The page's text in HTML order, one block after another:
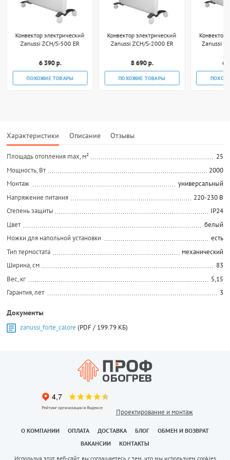
Конвектор электрический
Zanussi ZCH/S-500 ER
6 390 р.
ПОХОЖИЕ ТОВАРЫ
Конвектор электрический
Zanussi ZCH/S-2000 ER
8 690 р.
ПОХОЖИЕ ТОВАРЫ
Конвектор
Zanussi
6
Характеристики Описание Отзывы
Площадь отопления max, м²
25
Мощность, Вт
2000
Монтаж
универсальный
Напряжение питания
220-230 В
Степень защиты
IP24
Цвет
белый
Ножки для напольной установки
есть
Тип термостата
механический
Ширина, см
83
Вес, кг
5,15
Гарантия, лет
3
Документы
zanussi_forte_calore (PDF / 199.79 КБ)
Проектирование и монтаж
О КОМПАНИИ ОПЛАТА ДОСТАВКА БЛОГ
ОБМЕН И ВОЗВРАТ
ВАКАНСИИ
КОНТАКТЫ
Используя этот веб-сайт, вы соглашаетесь с тем, что мы используем cookies